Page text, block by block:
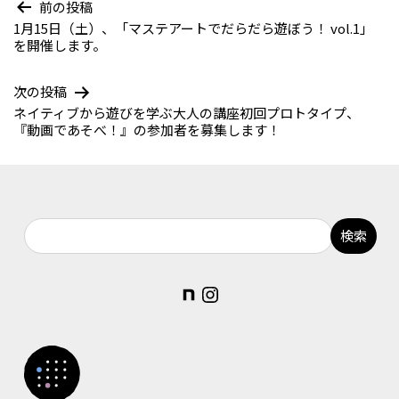
投
ナ
ビ
シ
ョ
前の投稿
1月15日（土）、「マステアートでだらだら遊ぼう！ vol.1」
を開催します。
次の投稿
ネイティブから遊びを学ぶ大人の講座初回プロトタイプ、
『動画であそべ！』の参加者を募集します！
noteInstagram